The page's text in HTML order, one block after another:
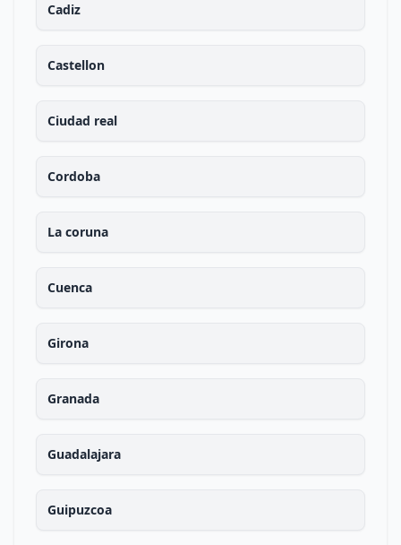
Cadiz
Castellon
Ciudad real
Cordoba
La coruna
Cuenca
Girona
Granada
Guadalajara
Guipuzcoa